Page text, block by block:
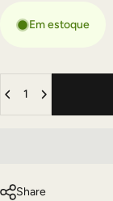
Em estoque
Share